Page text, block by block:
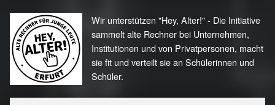
Wir unterstützen "Hey, Alter!" - Die Initiative
sammelt alte Rechner bei Unternehmen,
Institutionen und von Privatpersonen, macht
sie fit und verteilt sie an Schülerinnen und
Schüler.